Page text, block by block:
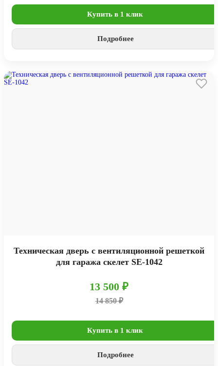
Купить в 1 клик
Подробнее
Техническая дверь с вентиляционной решеткой
для гаража скелет SE-1042
13 500 ₽
14 850 ₽
Купить в 1 клик
Подробнее